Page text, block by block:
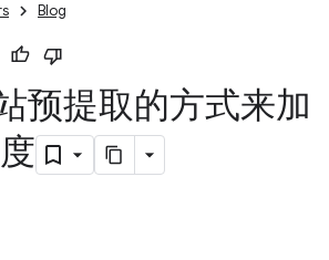
Blog
预提取的方式来加